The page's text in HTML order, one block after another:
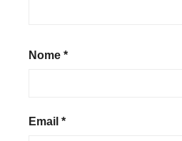
Nome *
Email *